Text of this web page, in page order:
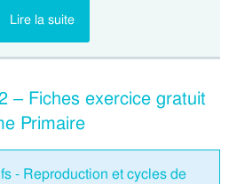
Lire la suite
– Fiches exercice gratuit
Primaire
- Reproduction et cycles de